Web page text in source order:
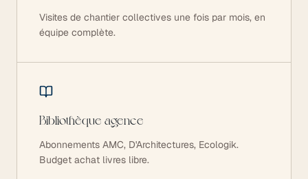
Visites de chantier collectives une fois par mois, en
équipe complète.
Bibliothèque agence
Abonnements AMC, D'Architectures, Ecologik.
Budget achat livres libre.